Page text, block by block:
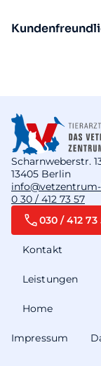
Scharnweberstr.
13405 Berlin
0 30 / 412 73 57
Home
Leistungen
Kontakt
030 / 412 73
Impressum